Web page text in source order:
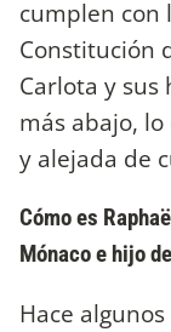
cumplen con
Constitución
Carlota y sus
más abajo,
y alejada de
Cómo es
Mónaco e hijo
Hace